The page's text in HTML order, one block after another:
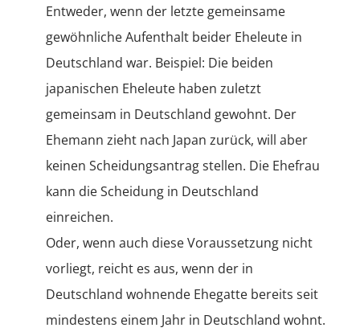
Entweder, wenn der letzte gemeinsame
gewöhnliche Aufenthalt beider Eheleute in
Deutschland war. Beispiel: Die beiden
japanischen Eheleute haben zuletzt
gemeinsam in Deutschland gewohnt. Der
Ehemann zieht nach Japan zurück, will aber
keinen Scheidungsantrag stellen. Die Ehefrau
kann die Scheidung in Deutschland
einreichen.
Oder, wenn auch diese Voraussetzung nicht
vorliegt, reicht es aus, wenn der in
Deutschland wohnende Ehegatte bereits seit
mindestens einem Jahr in Deutschland wohnt.